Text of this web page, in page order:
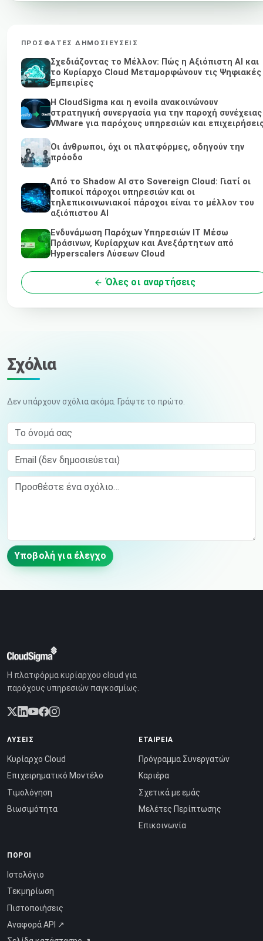
ΠΡΌΣΦΑΤΕΣ ΔΗΜΟΣΙΕΎΣΕΙΣ
Σχεδιάζοντας το Μέλλον: Πώς η Αξιόπιστη AI και
το Κυρίαρχο Cloud Μεταμορφώνουν τις Ψηφιακές
Εμπειρίες
Η CloudSigma και η evoila ανακοινώνουν
στρατηγική συνεργασία για την παροχή συνέχειας
VMware για παρόχους υπηρεσιών και
Οι άνθρωποι, όχι οι πλατφόρμες, οδηγούν την
πρόοδο
Από το Shadow AI στο Sovereign Cloud: Γιατί οι
τοπικοί πάροχοι υπηρεσιών και οι
τηλεπικοινωνιακοί πάροχοι είναι το μέλλον του
αξιόπιστου AI
Ενδυνάμωση Παρόχων Υπηρεσιών IT Μέσω
Πράσινων, Κυρίαρχων και Ανεξάρτητων από
Hyperscalers Λύσεων Cloud
Όλες οι αναρτήσεις
Σχόλια
Δεν υπάρχουν σχόλια ακόμα. Γράψτε το πρώτο.
Το όνομά σας
Email (δεν δημοσιεύεται)
Comment
Υποβολή για έλεγχο
Η πλατφόρμα κυρίαρχου cloud για
παρόχους υπηρεσιών παγκοσμίως.
ΛΎΣΕΙΣ
Κυρίαρχο Cloud
Επιχειρηματικό Μοντέλο
Τιμολόγηση
Βιωσιμότητα
ΕΤΑΙΡΕΊΑ
Πρόγραμμα Συνεργατών
Καριέρα
Σχετικά με εμάς
Μελέτες Περίπτωσης
Επικοινωνία
ΠΌΡΟΙ
Ιστολόγιο
Τεκμηρίωση
Πιστοποιήσεις
Αναφορά API ↗